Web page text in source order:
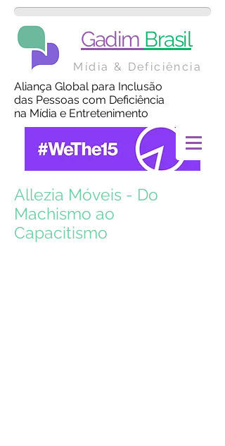
Gadim Brasil
Mídia & Deficiência
Aliança Global para Inclusão
das Pessoas com Deficiência
na Mídia e Entretenimento
Allezia Móveis - Do
Machismo ao
Capacitismo